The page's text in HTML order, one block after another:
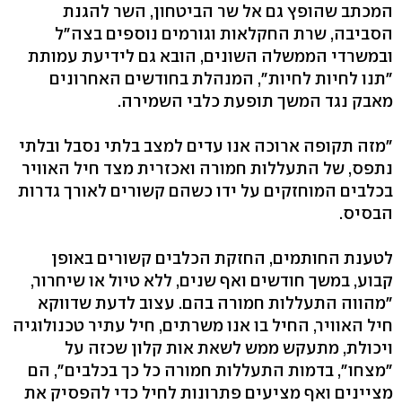
המכתב שהופץ גם אל שר הביטחון, השר להגנת
הסביבה, שרת החקלאות וגורמים נוספים בצה"ל
ובמשרדי הממשלה השונים, הובא גם לידיעת עמותת
"תנו לחיות לחיות", המנהלת בחודשים האחרונים
מאבק נגד המשך תופעת כלבי השמירה.
"מזה תקופה ארוכה אנו עדים למצב בלתי נסבל ובלתי
נתפס, של התעללות חמורה ואכזרית מצד חיל האוויר
בכלבים המוחזקים על ידו כשהם קשורים לאורך גדרות
הבסיס.
לטענת החותמים, החזקת הכלבים קשורים באופן
קבוע, במשך חודשים ואף שנים, ללא טיול או שיחרור,
"מהווה התעללות חמורה בהם. עצוב לדעת שדווקא
חיל האוויר, החיל בו אנו משרתים, חיל עתיר טכנולוגיה
ויכולת, מתעקש ממש לשאת אות קלון שכזה על
"מצחו", בדמות התעללות חמורה כל כך בכלבים", הם
מציינים ואף מציעים פתרונות לחיל כדי להפסיק את